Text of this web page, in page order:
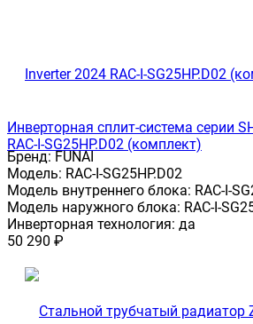
Инверторная сплит-система серии
RAC-I-SG25HP.D02 (комплект)
Бренд:FUNAI
Модель: RAC-I-SG25HP.D02
Модель внутреннего блока: RAC-I-
Модель наружного блока: RAC-I-
Инверторная технология: да
50 290 ₽